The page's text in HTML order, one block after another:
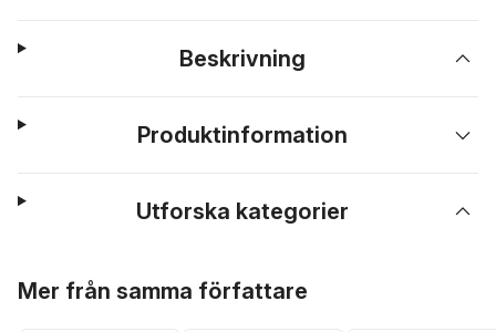
Beskrivning
Produktinformation
Utforska kategorier
Mer från samma författare